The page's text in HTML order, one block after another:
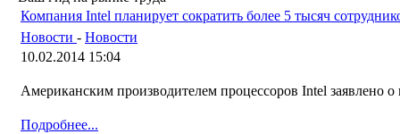
Компания Intel планирует сократить более 5 тысяч
Новости - Новости
10.02.2014 15:04
Американским производителем процессоров Intel заявлено
Подробнее...